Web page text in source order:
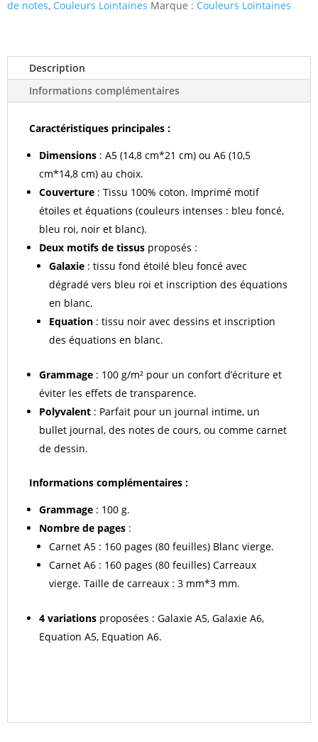
artisanal
de notes, Couleurs Lointaines Marque : Couleurs Lointaines
Description
Informations complémentaires
Caractéristiques principales :
Dimensions : A5 (14,8 cm*21 cm) ou A6 (10,5
cm*14,8 cm) au choix.
Couverture : Tissu 100% coton. Imprimé motif
étoiles et équations (couleurs intenses : bleu foncé,
bleu roi, noir et blanc).
Deux motifs de tissus proposés :
Galaxie : tissu fond étoilé bleu foncé avec
dégradé vers bleu roi et inscription des équations
en blanc.
Equation : tissu noir avec dessins et inscription
des équations en blanc.
Grammage : 100 g/m² pour un confort d’écriture et
éviter les effets de transparence.
Polyvalent : Parfait pour un journal intime, un
bullet journal, des notes de cours, ou comme carnet
de dessin.
Informations complémentaires :
Grammage : 100 g.
Nombre de pages :
Carnet A5 : 160 pages (80 feuilles) Blanc vierge.
Carnet A6 : 160 pages (80 feuilles) Carreaux
vierge. Taille de carreaux : 3 mm*3 mm.
4 variations proposées : Galaxie A5, Galaxie A6,
Equation A5, Equation A6.